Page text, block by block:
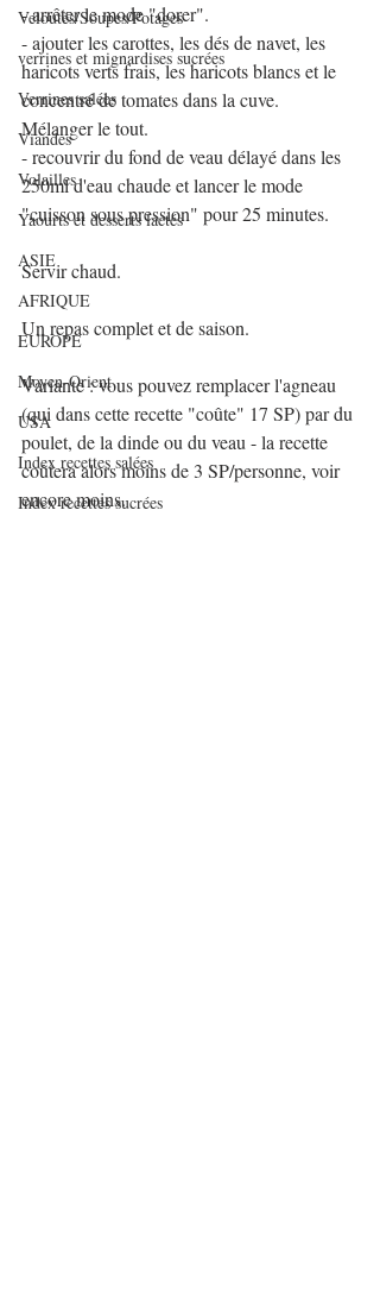
Veloutés/Soupes/Potages
verrines et mignardises sucrées
Verrines salées
Viandes
Volailles
Yaourts et desserts lactés
ASIE
AFRIQUE
EUROPE
Moyen-Orient
USA
Index recettes salées
Index recettes sucrées
- arrêter le mode "dorer".
- ajouter les carottes, les dés de navet, les
haricots verts frais, les haricots blancs et le
concentré de tomates dans la cuve.
Mélanger le tout.
- recouvrir du fond de veau délayé dans les
250ml d'eau chaude et lancer le mode
"cuisson sous pression" pour 25 minutes.
Servir chaud.
Un repas complet et de saison.
Variante : vous pouvez remplacer l'agneau
(qui dans cette recette "coûte" 17 SP) par du
poulet, de la dinde ou du veau - la recette
coûtera alors moins de 3 SP/personne, voir
encore moins.